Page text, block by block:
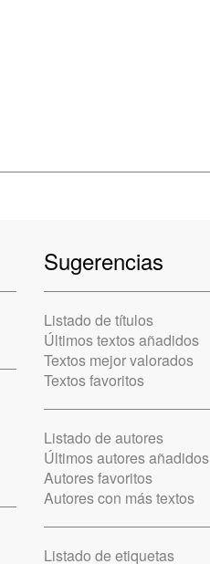
Sugerencias
Listado de títulos
Últimos textos añadidos
Textos mejor valorados
Textos favoritos
Listado de autores
Últimos autores añadidos
Autores favoritos
Autores con más textos
Listado de etiquetas